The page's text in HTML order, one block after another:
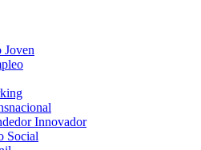
Joven
Innovador
Social